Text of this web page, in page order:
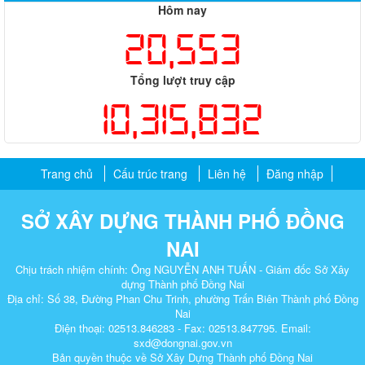
Hôm nay
20,553
Tổng lượt truy cập
10,315,832
Trang chủ Cấu trúc trang Liên hệ Đăng nhập
SỞ XÂY DỰNG THÀNH PHỐ ĐỒNG
NAI
Chịu trách nhiệm chính: Ông NGUYỄN ANH TUẤN - Giám đốc Sở Xây
dựng Thành phố Đồng Nai
Địa chỉ: Số 38, Đường Phan Chu Trinh, phường Trấn Biên Thành phố Đồng
Nai
Điện thoại: 02513.846283 - Fax: 02513.847795. Email:
sxd@dongnai.gov.vn
Bản quyền thuộc về Sở Xây Dựng Thành phố Đồng Nai